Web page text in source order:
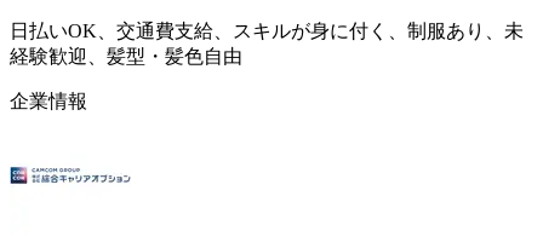
日払いOK、交通費支給、スキルが身に付く、制服あり、未
経験歓迎、髪型・髪色自由
企業情報